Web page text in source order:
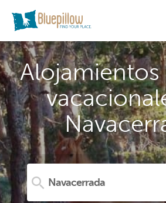
Alojamientos